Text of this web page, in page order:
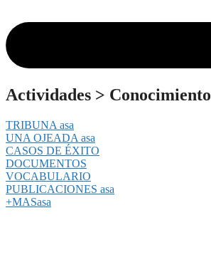
Actividades > Conocimiento
TRIBUNA asa
UNA OJEADA asa
CASOS DE ÉXITO
DOCUMENTOS
VOCABULARIO
PUBLICACIONES asa
+MASasa